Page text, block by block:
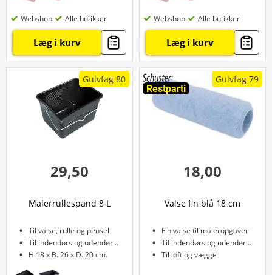
Webshop Alle butikker
Læg i kurv
Webshop Alle butikker
Læg i kurv
Gulvfag 80
29,50
Malerrullespand 8 L
Til valse, rulle og pensel
Til indendørs og udendørs brug
H.18 x B. 26 x D. 20 cm.
Restparti
Gulvfag 79
18,00
Valse fin blå 18 cm
Fin valse til maleropgaver
Til indendørs og udendørs brug
Til loft og vægge